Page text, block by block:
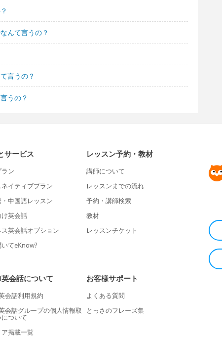
んて言うの？
言うの？
うの？
サービス
ン
イティブプラン
中国語レッスン
英会話
ス英会話オプション
てeKnow?
レッスン予約・教材
講師について
レッスンまでの流れ
予約・講師検索
教材
レッスンチケット
会話について
会話利用規約
会話グループの個人情報取
について
ア掲載一覧
お客様サポート
よくある質問
とっさのフレーズ集